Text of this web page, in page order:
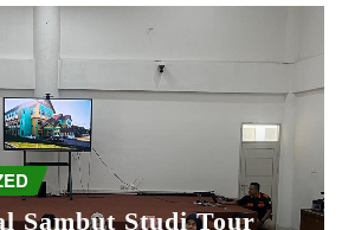
Sambut Studi Tour